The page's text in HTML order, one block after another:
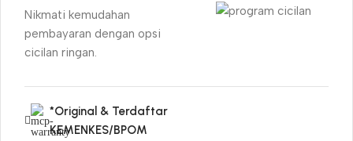
Nikmati kemudahan
pembayaran dengan opsi
cicilan ringan.
*Original & Terdaftar
KEMENKES/BPOM